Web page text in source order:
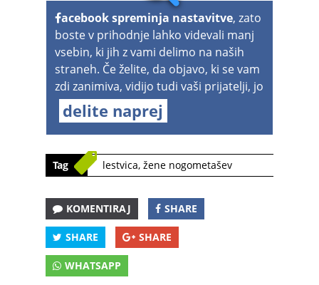
acebook spreminja nastavitve, zato
boste v prihodnje lahko videvali manj
vsebin, ki jih z vami delimo na naših
straneh. Če želite, da objavo, ki se vam
zdi zanimiva, vidijo tudi vaši prijatelji, jo
delite naprej
Tag lestvica, žene nogometašev
KOMENTIRAJ SHARE
SHARE SHARE
WHATSAPP